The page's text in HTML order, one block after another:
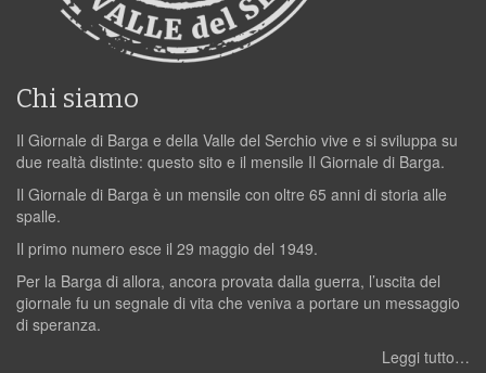
Chi siamo
Il Giornale di Barga e della Valle del Serchio vive e si sviluppa su
due realtà distinte: questo sito e il mensile Il Giornale di Barga.
Il Giornale di Barga è un mensile con oltre 65 anni di storia alle
spalle.
Il primo numero esce il 29 maggio del 1949.
Per la Barga di allora, ancora provata dalla guerra, l’uscita del
giornale fu un segnale di vita che veniva a portare un messaggio
di speranza.
Leggi tutto…